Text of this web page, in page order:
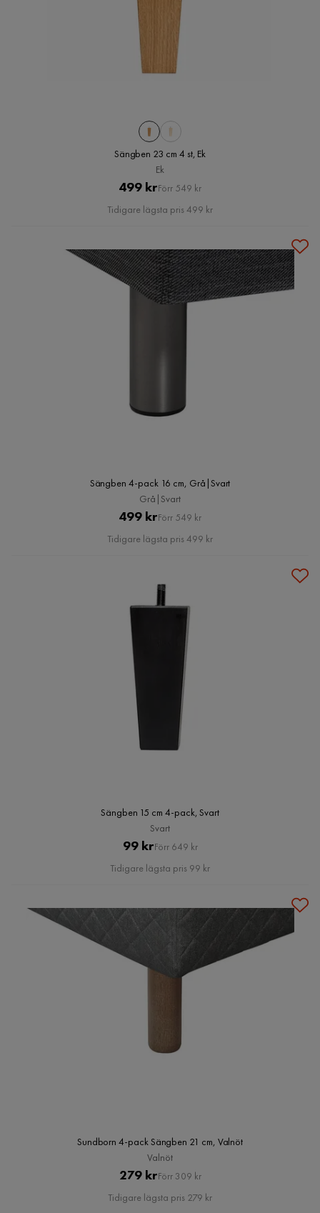
Sängben 23 cm 4 st, Ek
Ek
Pris
499 krOriginal
Pris
Förr 549 kr
Tidigare lägsta pris 499 kr
Sängben 4-pack 16 cm, Grå|Svart
Grå|Svart
Pris
499 krOriginal
Pris
Förr 549 kr
Tidigare lägsta pris 499 kr
Sängben 15 cm 4-pack, Svart
Svart
Pris
99 kr Original
Pris
Förr 649 kr
Tidigare lägsta pris 99 kr
Sundborn 4-pack Sängben 21 cm, Valnöt
Valnöt
Pris
279 krOriginal
Pris
Förr 309 kr
Tidigare lägsta pris 279 kr